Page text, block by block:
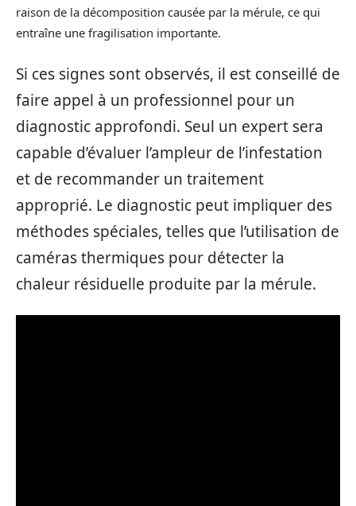
raison de la décomposition causée par la mérule, ce qui
entraîne une fragilisation importante.
Si ces signes sont observés, il est conseillé de
faire appel à un professionnel pour un
diagnostic approfondi. Seul un expert sera
capable d’évaluer l’ampleur de l’infestation
et de recommander un traitement
approprié. Le diagnostic peut impliquer des
méthodes spéciales, telles que l’utilisation de
caméras thermiques pour détecter la
chaleur résiduelle produite par la mérule.